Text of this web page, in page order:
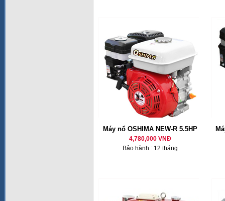
Máy nổ OSHIMA NEW-R 5.5HP
4,780,000 VNĐ
Bảo hành : 12 tháng